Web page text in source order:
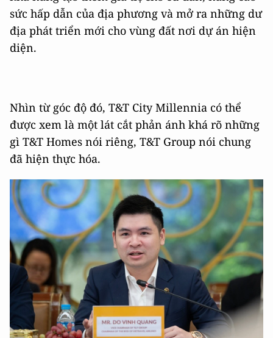
sức hấp dẫn của địa phương và mở ra những dư
địa phát triển mới cho vùng đất nơi dự án hiện
diện.
Nhìn từ góc độ đó, T&T City Millennia có thể
được xem là một lát cắt phản ánh khá rõ những
gì T&T Homes nói riêng, T&T Group nói chung
đã hiện thực hóa.